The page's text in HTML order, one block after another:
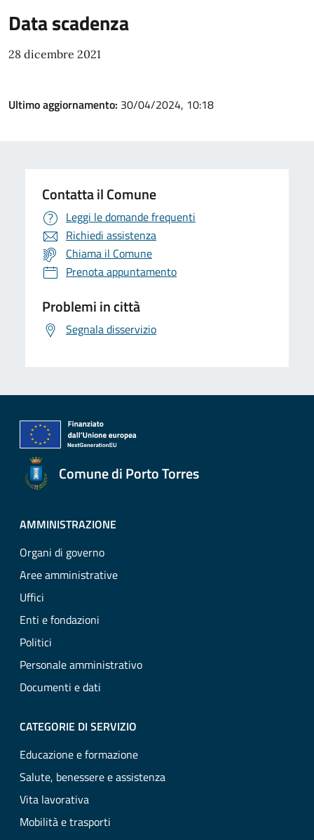
Data scadenza
28 dicembre 2021
Ultimo aggiornamento: 30/04/2024, 10:18
Contatta il Comune
Leggi le domande frequenti
Richiedi assistenza
Chiama il Comune
Prenota appuntamento
Problemi in città
Segnala disservizio
Comune di Porto Torres
AMMINISTRAZIONE
Organi di governo
Aree amministrative
Uffici
Enti e fondazioni
Politici
Personale amministrativo
Documenti e dati
CATEGORIE DI SERVIZIO
Educazione e formazione
Salute, benessere e assistenza
Vita lavorativa
Mobilità e trasporti